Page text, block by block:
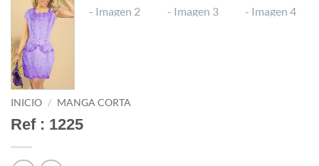
INICIO / MANGA CORTA
Ref : 1225